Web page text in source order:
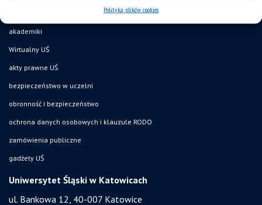
Polityka plików cookies
akademiki
Wirtualny UŚ
akty prawne UŚ
bezpieczeństwo w uczelni
obronność i bezpieczeństwo
ochrona danych osobowych i klauzule RODO
zamówienia publiczne
gadżety UŚ
Uniwersytet Śląski w Katowicach
ul. Bankowa 12, 40-007 Katowice